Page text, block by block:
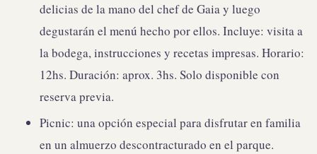
delicias de la mano del chef de Gaia y luego
degustarán el menú hecho por ellos. Incluye: visita a
la bodega, instrucciones y recetas impresas. Horario:
12hs. Duración: aprox. 3hs. Solo disponible con
reserva previa.
Picnic: una opción especial para disfrutar en familia
en un almuerzo descontracturado en el parque.